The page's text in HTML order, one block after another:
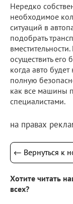
Нередко
необходимое
ситуаций в
подобрать
осуществить его
когда авто
полную
как все машины
специалистами.
на правах
← Вернуться к
Хотите читать
всех?